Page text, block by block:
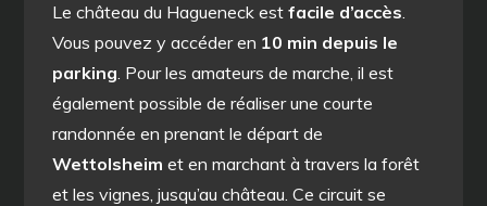
Le château du Hagueneck estfacile d’accès.
Vous pouvez y accéder en 10 min depuis le
parking. Pour les amateurs de marche, il est
également possible de réaliser une courte
randonnée en prenant le départ de
Wettolsheim et en marchant à travers la forêt
et les vignes, jusqu’au château. Ce circuit se